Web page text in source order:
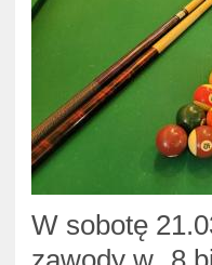
W sobotę